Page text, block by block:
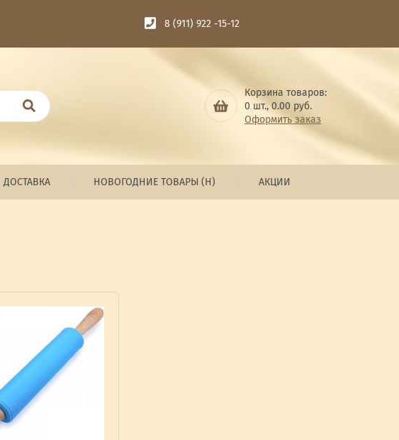
8 (911) 922 -15-12
Корзина товаров:
0 шт.,0.00 руб.
Оформить заказ
ДОСТАВКА НОВОГОДНИЕ ТОВАРЫ (Н) АКЦИИ